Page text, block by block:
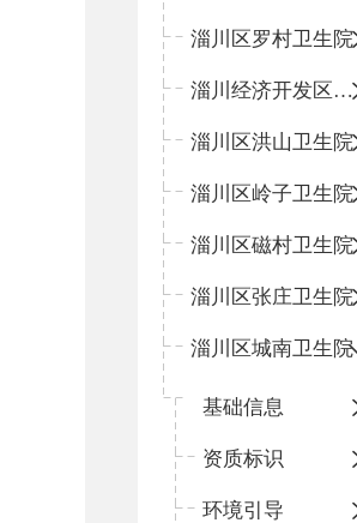
淄川区罗村卫生院
淄川经济开发区卫生院
淄川区洪山卫生院
淄川区岭子卫生院
淄川区磁村卫生院
淄川区张庄卫生院
淄川区城南卫生院
基础信息
资质标识
环境引导